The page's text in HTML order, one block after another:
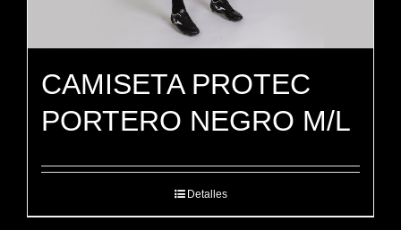
CAMISETA PROTEC
PORTERO NEGRO M/L
Detalles